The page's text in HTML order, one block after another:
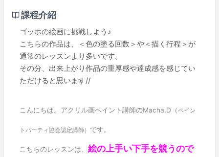
課程介紹
ゴッホの絵画に挑戦しよう♪
こちらの作品は、＜色の塗る回数＞や＜描く行程＞が
通常のレッスンより多いです。
その分、出来上がり作品の重厚感や達成感を感じてい
ただけると思います//
こんにちは。アクリル画ペイント講師のMacha.D（ペイン
トパーティ協会認定講師） です。
こちらのレッスンは、 絵の上手い下手を競うので